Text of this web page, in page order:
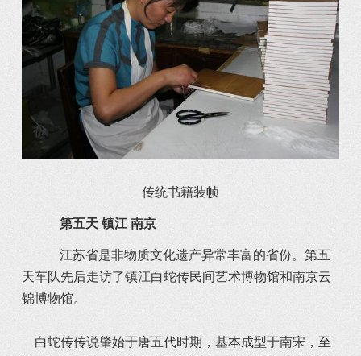
传统书籍装帧
第五天 镇江 南京
江苏省是非物质文化遗产异常丰富的省份。第五
天车队先后走访了镇江白蛇传民间艺术博物馆和南京云
锦博物馆。
白蛇传传说肇始于唐五代时期，基本成型于南宋，至